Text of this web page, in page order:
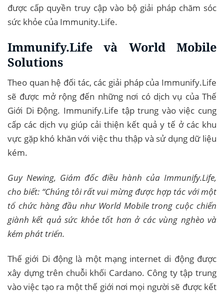
được cấp quyền truy cập vào bộ giải pháp chăm sóc
sức khỏe của Immunity.Life.
Immunify.Life và World Mobile
Solutions
Theo quan hệ đối tác, các giải pháp của Immunify.Life
sẽ được mở rộng đến những nơi có dịch vụ của Thế
Giới Di Động. Immunify.Life tập trung vào việc cung
cấp các dịch vụ giúp cải thiện kết quả y tế ở các khu
vực gặp khó khăn với việc thu thập và sử dụng dữ liệu
kém.
Guy Newing, Giám đốc điều hành của Immunify.Life,
cho biết: “Chúng tôi rất vui mừng được hợp tác với một
tổ chức hàng đầu như World Mobile trong cuộc chiến
giành kết quả sức khỏe tốt hơn ở các vùng nghèo và
kém phát triển.
Thế giới Di động là một mạng internet di động được
xây dựng trên chuỗi khối Cardano. Công ty tập trung
vào việc tạo ra một thế giới nơi mọi người sẽ được kết